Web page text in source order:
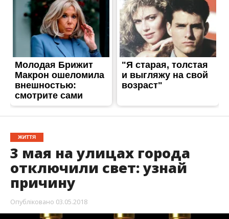
3 мая на улицах города
отключили свет: узнай
причину
Опубліковано03.05.2018
3 мая в Никополе отключили электроэнергию.
Света не будет в связи проведением плановых
ремонтных работ.